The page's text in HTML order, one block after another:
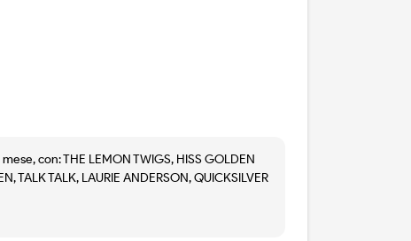
con: THE LEMON TWIGS, HISS GOLDEN
TALK TALK, LAURIE ANDERSON, QUICKSILVER